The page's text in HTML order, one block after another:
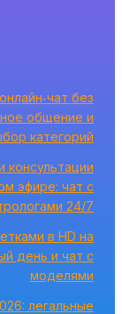
без
общение и
категорий
консультации
эфире: чат с
24/7
в HD на
день и чат с
моделями
легальные